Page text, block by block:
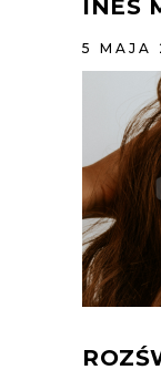
INES
5 MAJA